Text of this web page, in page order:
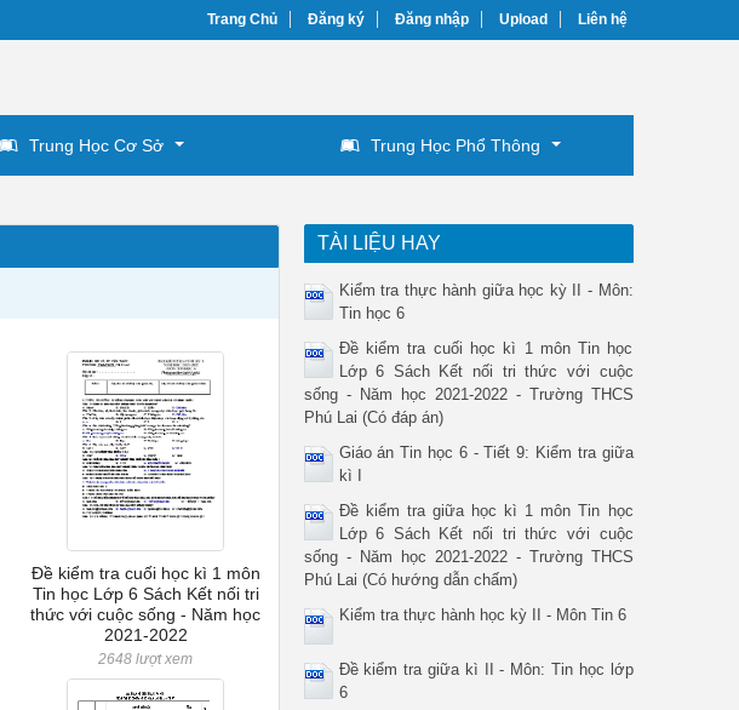
Trang Chủ Đăng ký Đăng nhập Upload Liên hệ
Trung Học Cơ Sở Trung Học Phổ Thông
Đề kiểm tra cuối học kì 1 môn
Tin học Lớp 6 Sách Kết nối tri
thức với cuộc sống - Năm học
2021-2022
2648 lượt xem
TÀI LIỆU HAY
Kiểm tra thực hành giữa học kỳ II - Môn:
Tin học 6
Đề kiểm tra cuối học kì 1 môn Tin học
Lớp 6 Sách Kết nối tri thức với cuộc
sống - Năm học 2021-2022 - Trường THCS
Phú Lai (Có đáp án)
Giáo án Tin học 6 - Tiết 9: Kiểm tra giữa
kì I
Đề kiểm tra giữa học kì 1 môn Tin học
Lớp 6 Sách Kết nối tri thức với cuộc
sống - Năm học 2021-2022 - Trường THCS
Phú Lai (Có hướng dẫn chấm)
Kiểm tra thực hành học kỳ II - Môn Tin 6
Đề kiểm tra giữa kì II - Môn: Tin học lớp
6